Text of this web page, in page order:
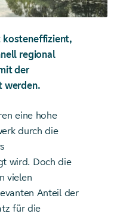
kosteneffizient,
regional
der
werden.
eine hohe
durch die
wird. Doch die
vielen
Anteil der
für die